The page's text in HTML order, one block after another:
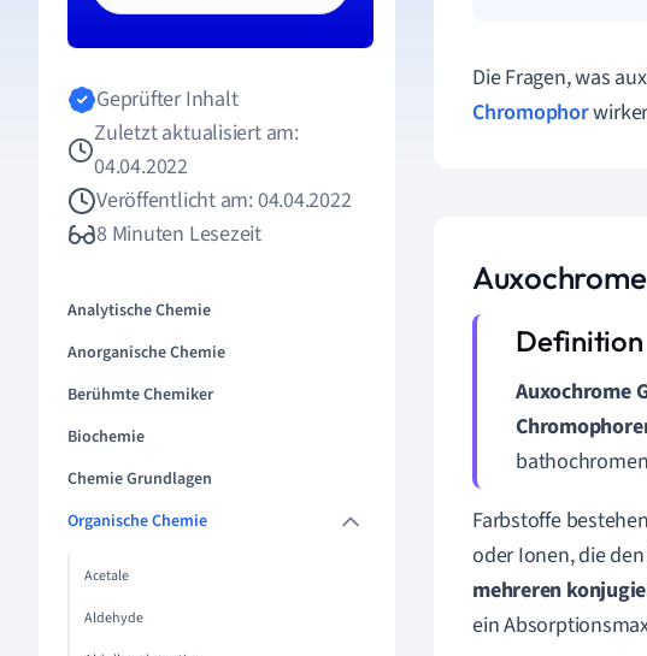
Geprüfter Inhalt
Zuletzt aktualisiert am:
04.04.2022
Veröffentlicht am: 04.04.2022
8 Minuten Lesezeit
Analytische Chemie
Anorganische Chemie
Berühmte Chemiker
Biochemie
Chemie Grundlagen
Organische Chemie
Acetale
Aldehyde
Die Fragen, was
Chromophor
Auxochrome
Farbstoffe
oder Ionen, die
mehreren
ein